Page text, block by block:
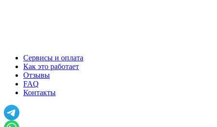
Сервисы и оплата
Как это работает
Отзывы
FAQ
Контакты